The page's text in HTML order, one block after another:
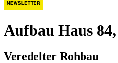
Aufbau Haus
Veredelter Rohbau